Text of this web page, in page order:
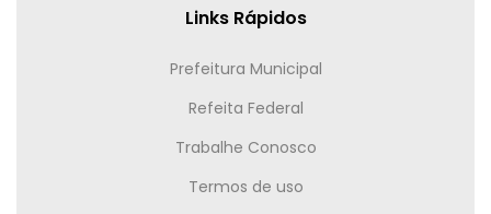
Links Rápidos
Prefeitura Municipal
Refeita Federal
Trabalhe Conosco
Termos de uso